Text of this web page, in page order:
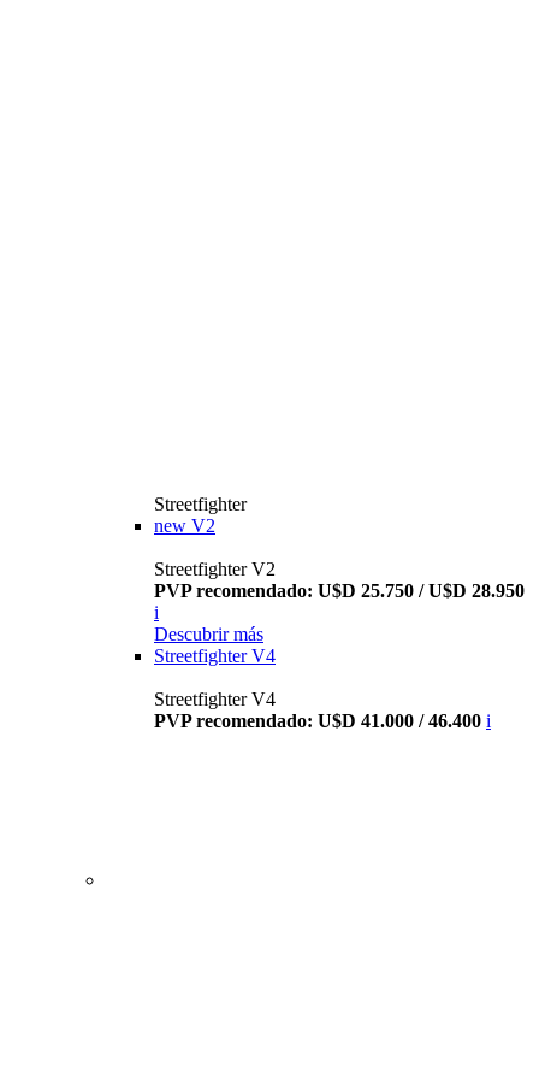
Streetfighter
new V2
Streetfighter V2
PVP recomendado: U$D 25.750 / U$D 28.950
i
Descubrir más
Streetfighter V4
Streetfighter V4
PVP recomendado: U$D 41.000 / 46.400 i